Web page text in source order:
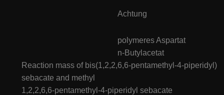
Achtung
polymeres Aspartat
n-Butylacetat
Reaction mass of bis(1,2,2,6,6-pentamethyl-4-piperidyl)
sebacate and methyl
1,2,2,6,6-pentamethyl-4-piperidyl sebacate